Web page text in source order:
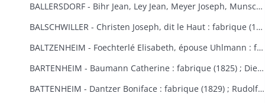
BALLERSDORF - Bihr Jean, Ley Jean, Meyer Joseph, Munsch Jean : commune (1826) ; Fridolin Fortuné, Krafft Louis : fabrique (1826) ; Schwartz François-Joseph, Weist Agathe, épouse Schwartz : commune (1830) ; Walter Sébastien : fabrique (1841) ; Zinck Georges-Bernard : fabrique (1824).
BALSCHWILLER - Christen Joseph, dit le Haut : fabrique (1853).
BALTZENHEIM - Foechterlé Elisabeth, épouse Uhlmann : fabrique (1851) ; Klinger Jean : fabrique (1851).
BARTENHEIM - Baumann Catherine : fabrique (1825) ; Dietschi Anne-Marie, épouse Kirchherr : fabrique (1840) ; Epinay (d') Nicolas : commune (1824-1829) ; Erblang Joseph et Loll Ursule, épouse Erblang : fabrique (1840) ; Hassler Catherine : fabrique (1833) ; Hertzog Grégoire et Catherine : fabrique (1838) ; Kaiflin Anne-Marie, épouse Arnolt : fabrique (1825-1829) ; Kielwasser Marie-Anne : fabrique (1832) ; Koenig Antoine, Kaifflin Jacques : fabrique (1838) ; Koenig Ursule : fabrique (1829) ; Koenig Jean-Georges : fabrique (1832) ; Landauer Anne et Madeleine : fabrique (1833) ; Marquart Michel et Tschill Catherine, épouse Marquart : fabrique (1821) ; Schibeny Louis, Jacques et Jean : fabrique (1821) ; Schultz Jeanne, épouse Kanengieser : fabrique (1840) ; Studer Marie Ursule, épouse Wild : fabrique (1832) ; Walch Anne-Marie, épouse Lang : fabrique (1829).
BATTENHEIM - Dantzer Boniface : fabrique (1829) ; Rudolf : commune (1845).